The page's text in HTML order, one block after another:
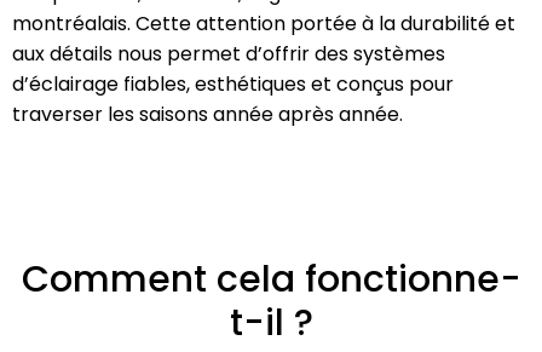
montréalais. Cette attention portée à la durabilité et
aux détails nous permet d’offrir des systèmes
d’éclairage fiables, esthétiques et conçus pour
traverser les saisons année après année.
Comment cela fonctionne-
t-il ?